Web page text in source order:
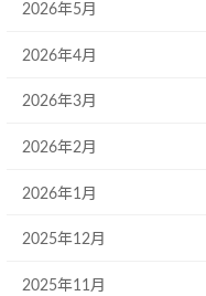
2026年5月
2026年4月
2026年3月
2026年2月
2026年1月
2025年12月
2025年11月